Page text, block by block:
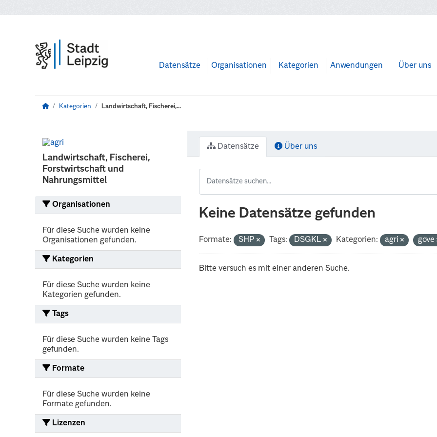
Datensätze Organisationen Kategorien Anwendungen Über uns
Kategorien Landwirtschaft, Fischerei,...
Landwirtschaft, Fischerei,
Forstwirtschaft und
Nahrungsmittel
Organisationen
Für diese Suche wurden keine
Organisationen gefunden.
Kategorien
Für diese Suche wurden keine
Kategorien gefunden.
Tags
Für diese Suche wurden keine Tags
gefunden.
Formate
Für diese Suche wurden keine
Formate gefunden.
Lizenzen
Datensätze Über uns
Keine Datensätze gefunden
Formate: SHP Tags: DSGKL Kategorien: agri gove
Bitte versuch es mit einer anderen Suche.